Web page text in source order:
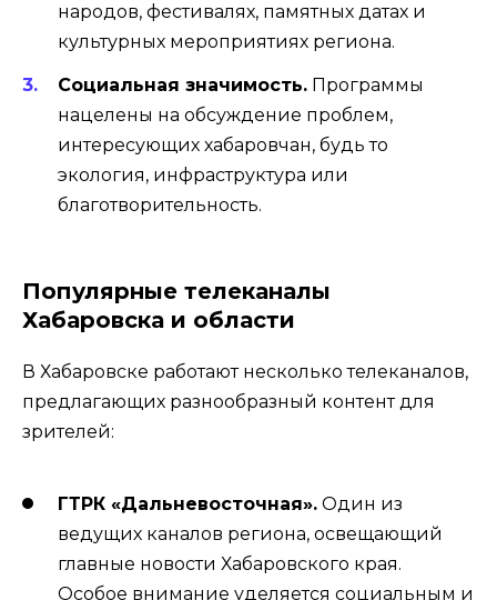
народов, фестивалях, памятных датах и
культурных мероприятиях региона.
Социальная значимость. Программы
нацелены на обсуждение проблем,
интересующих хабаровчан, будь то
экология, инфраструктура или
благотворительность.
Популярные телеканалы
Хабаровска и области
В Хабаровске работают несколько телеканалов,
предлагающих разнообразный контент для
зрителей:
ГТРК «Дальневосточная». Один из
ведущих каналов региона, освещающий
главные новости Хабаровского края.
Особое внимание уделяется социальным и